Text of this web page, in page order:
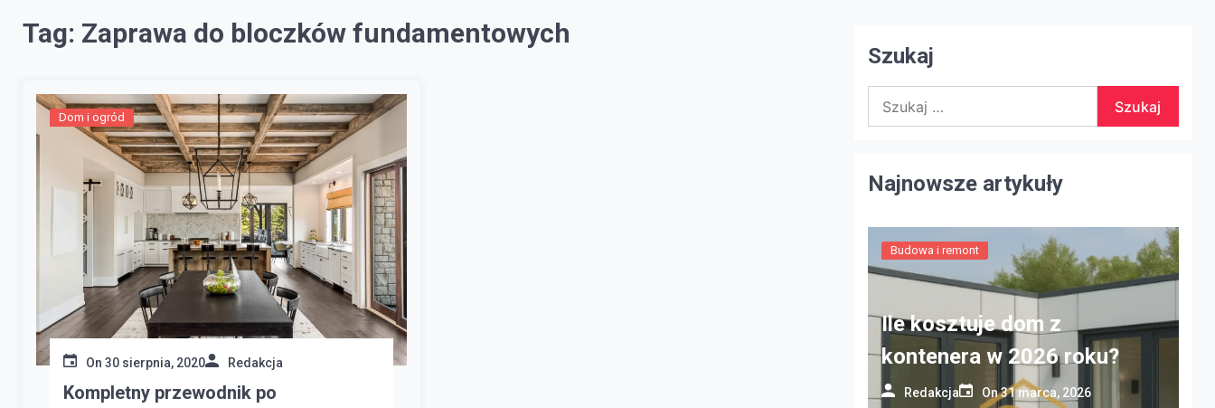
Tag: Zaprawa do bloczków fundamentowych
Dom i ogród
On 30 sierpnia, 2020 Redakcja
Kompletny przewodnik po
Szukaj
Najnowsze artykuły
Budowa i remont
Ile kosztuje dom z
kontenera w 2026 roku?
Redakcja On31 marca, 2026